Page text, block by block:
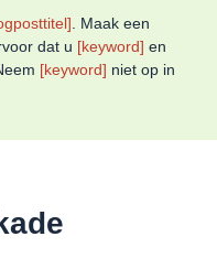
. Maak een
dat u [keyword] en
[keyword] niet op in